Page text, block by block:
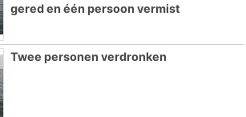
gered en één persoon vermist
Twee personen verdronken